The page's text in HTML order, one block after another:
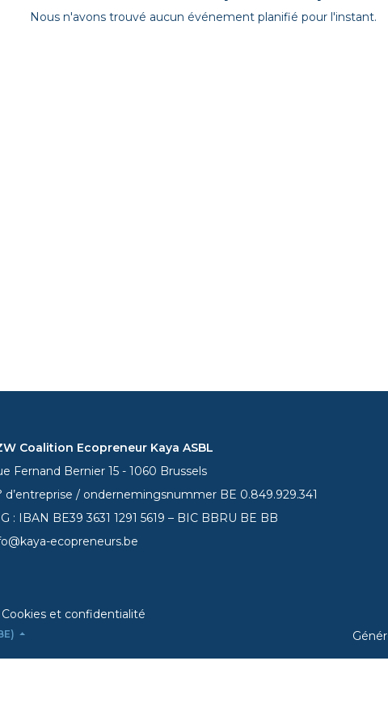
Nous n'avons trouvé aucun événement planifié pour l'instant.
Coalition Ecopreneur Kaya ASBL
Fernand Bernier 15 - 1060 Brussels
d’entreprise / ondernemingsnummer BE 0.849.929.341
: IBAN BE393631 1291 5619 – BIC BBRU BE BB
ecopreneurs.be
Cookies et confidentialité